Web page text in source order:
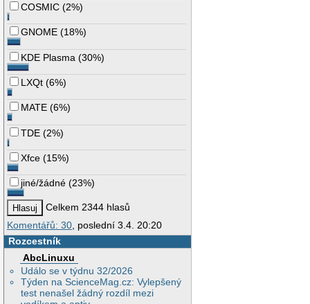
COSMIC (2%)
GNOME (18%)
KDE Plasma (30%)
LXQt (6%)
MATE (6%)
TDE (2%)
Xfce (15%)
jiné/žádné (23%)
Celkem 2344 hlasů
Komentářů: 30 , poslední 3.4. 20:20
Rozcestník
AbcLinuxu
Událo se v týdnu 32/2026
Týden na ScienceMag.cz: Vylepšený
test nenašel žádný rozdíl mezi